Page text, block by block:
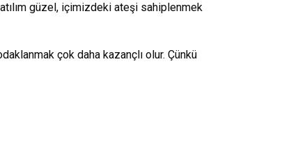
güzel, içimizdeki ateşi sahiplenmek
çok daha kazançlı olur. Çünkü